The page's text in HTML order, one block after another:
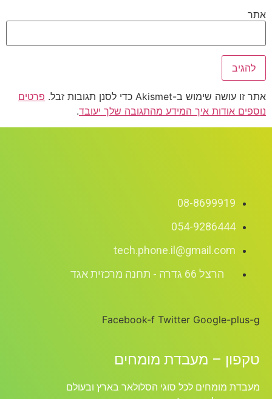
אתר
אתר זו עושה שימוש ב-Akismet כדי לסנן תגובות זבל.
פרטים
נוספים אודות איך המידע מהתגובה שלך יעובד.
08-8699919
054-9286444
tech.phone.il@gmail.com
הרצל 66 גדרה - תחנה מרכזית אגד
Facebook-f Twitter Google-plus-g
טקפון – מעבדת מומחים
מעבדת מומחים לכל סוגי הסלולאר בארץ ובעולם